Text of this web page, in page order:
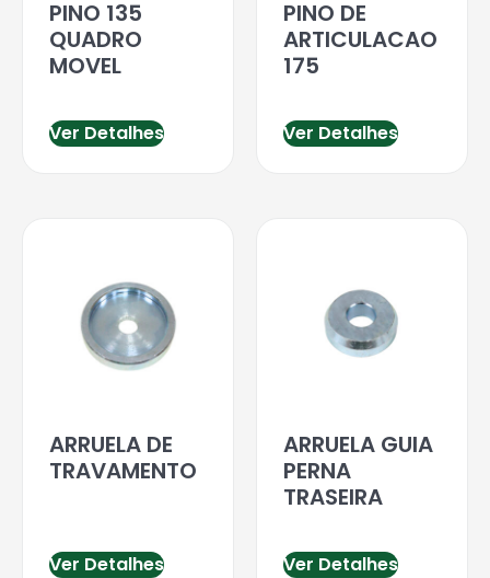
PINO 135
QUADRO
MOVEL
Ver Detalhes
PINO DE
ARTICULACAO
175
Ver Detalhes
ARRUELA DE
TRAVAMENTO
Ver Detalhes
ARRUELA GUIA
PERNA
TRASEIRA
Ver Detalhes